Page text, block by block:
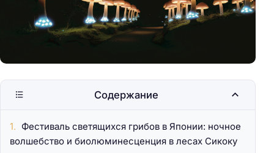
Содержание
Фестиваль светящихся грибов в Японии: ночное
волшебство и биолюминесценция в лесах Сикоку